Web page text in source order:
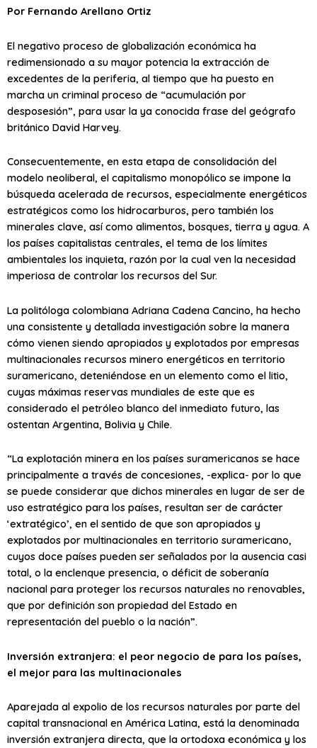
Por Fernando Arellano Ortiz
El negativo proceso de globalización económica ha
redimensionado a su mayor potencia la extracción de
excedentes de la periferia, al tiempo que ha puesto en
marcha un criminal proceso de “acumulación por
desposesión”, para usar la ya conocida frase del geógrafo
británico David Harvey.
Consecuentemente, en esta etapa de consolidación del
modelo neoliberal, el capitalismo monopólico se impone la
búsqueda acelerada de recursos, especialmente energéticos
estratégicos como los hidrocarburos, pero también los
minerales clave, así como alimentos, bosques, tierra y agua. A
los países capitalistas centrales, el tema de los límites
ambientales los inquieta, razón por la cual ven la necesidad
imperiosa de controlar los recursos del Sur.
La politóloga colombiana Adriana Cadena Cancino, ha hecho
una consistente y detallada investigación sobre la manera
cómo vienen siendo apropiados y explotados por empresas
multinacionales recursos minero energéticos en territorio
suramericano, deteniéndose en un elemento como el litio,
cuyas máximas reservas mundiales de este que es
considerado el petróleo blanco del inmediato futuro, las
ostentan Argentina, Bolivia y Chile.
“La explotación minera en los países suramericanos se hace
principalmente a través de concesiones, -explica- por lo que
se puede considerar que dichos minerales en lugar de ser de
uso estratégico para los países, resultan ser de carácter
‘extratégico’, en el sentido de que son apropiados y
explotados por multinacionales en territorio suramericano,
cuyos doce países pueden ser señalados por la ausencia casi
total, o la enclenque presencia, o déficit de soberanía
nacional para proteger los recursos naturales no renovables,
que por definición son propiedad del Estado en
representación del pueblo o la nación”.
Inversión extranjera: el peor negocio de para los países,
el mejor para las multinacionales
Aparejada al expolio de los recursos naturales por parte del
capital transnacional en América Latina, está la denominada
inversión extranjera directa, que la ortodoxa económica y los